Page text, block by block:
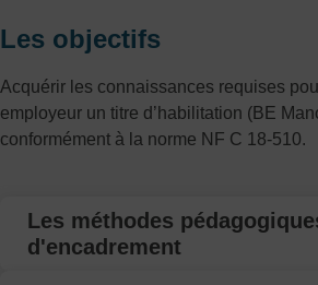
Les objectifs
Acquérir les connaissances requises
employeur un titre d’habilitation (BE
conformément à la norme NF C 18-510.
Les méthodes
d'encadrement